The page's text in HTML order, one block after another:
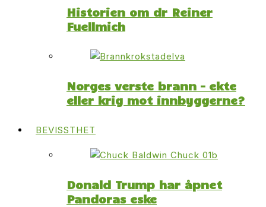
Historien om dr Reiner
Fuellmich
Norges verste brann – ekte
eller krig mot innbyggerne?
BEVISSTHET
Donald Trump har åpnet
Pandoras eske